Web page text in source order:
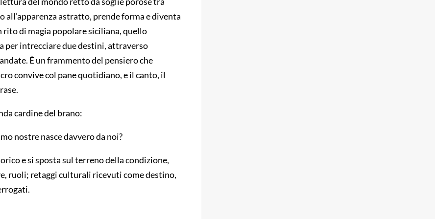
astratto, prende forma e diventa
rito di magia popolare siciliana, quello
per intrecciare due destini, attraverso
È un frammento del pensiero che
convive col pane quotidiano, e il canto, il
cardine del brano:
nostre nasce davvero da noi?
e si sposta sul terreno della condizione,
ruoli; retaggi culturali ricevuti come destino,